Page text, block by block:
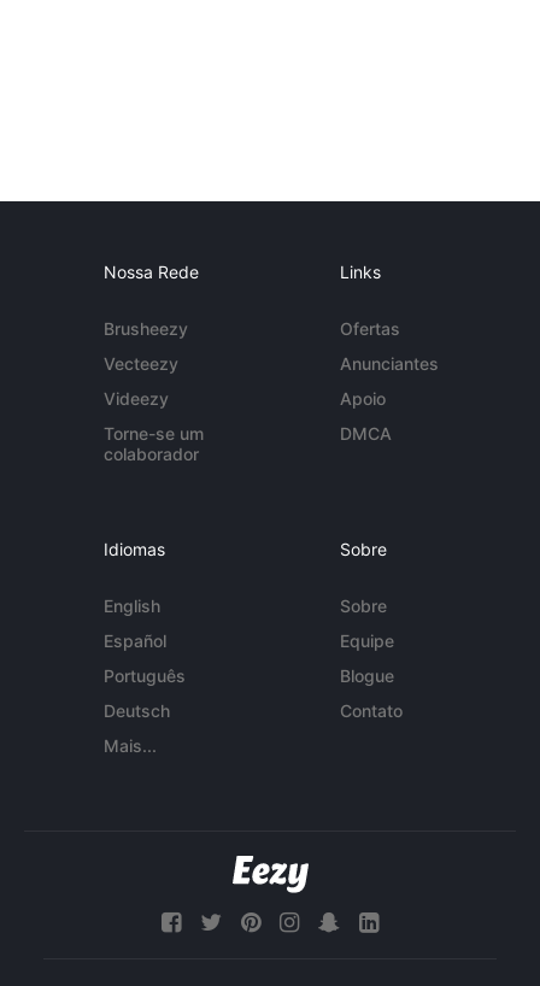
Nossa Rede
Brusheezy
Vecteezy
Videezy
Torne-se um
colaborador
Links
Ofertas
Anunciantes
Apoio
DMCA
Idiomas
English
Español
Português
Deutsch
Mais...
Sobre
Sobre
Equipe
Blogue
Contato